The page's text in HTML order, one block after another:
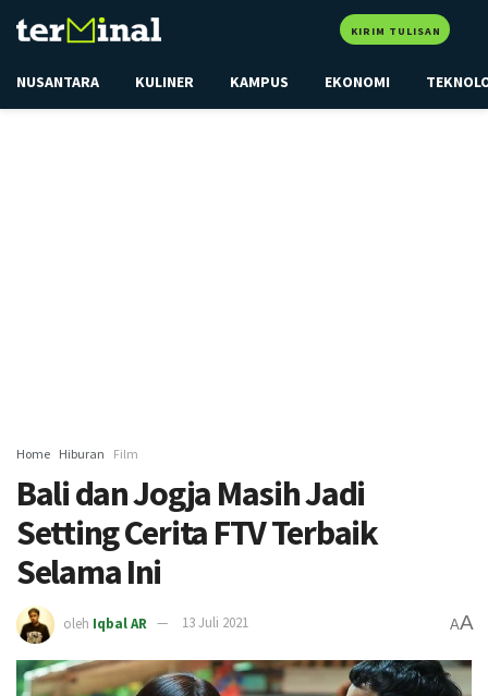
KIRIM TULISAN
NUSANTARA KULINER KAMPUS EKONOMI
Home Hiburan Film
Bali dan Jogja Masih Jadi
Setting Cerita FTV Terbaik
Selama Ini
oleh Iqbal AR 13 Juli 2021 AA